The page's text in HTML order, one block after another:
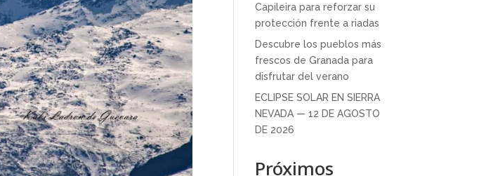
Capileira para reforzar su
protección frente a riadas
Descubre los pueblos más
frescos de Granada para
disfrutar del verano
ECLIPSE SOLAR EN SIERRA
NEVADA — 12 DE AGOSTO
DE 2026
Próximos